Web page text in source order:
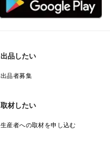
出品したい
出品者募集
取材したい
生産者への取材を申し込む